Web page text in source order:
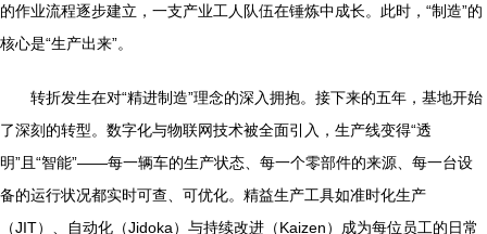
的作业流程逐步建立，一支产业工人队伍在锤炼中成长。此时，“制造”的
核心是“生产出来”。
转折发生在对“精进制造”理念的深入拥抱。接下来的五年，基地开始
了深刻的转型。数字化与物联网技术被全面引入，生产线变得“透
明”且“智能”——每一辆车的生产状态、每一个零部件的来源、每一台设
备的运行状况都实时可查、可优化。精益生产工具如准时化生产
（JIT）、自动化（Jidoka）与持续改进（Kaizen）成为每位员工的日常